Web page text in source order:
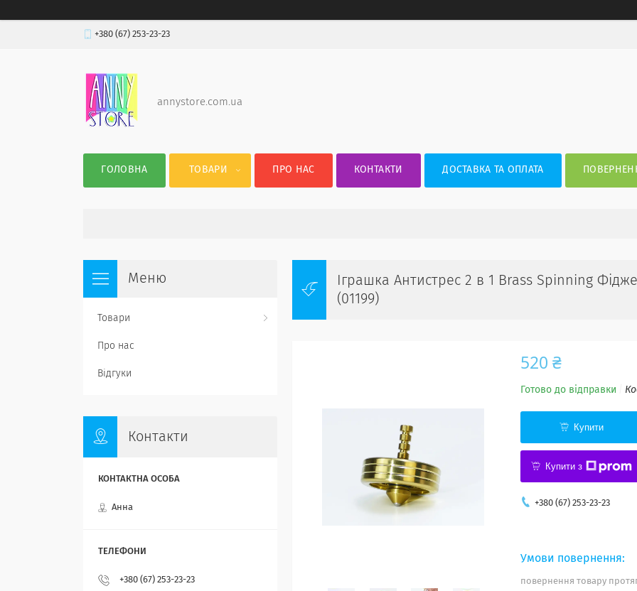
+380 (67) 253-23-23
annystore.com.ua
ГОЛОВНА ТОВАРИ ПРО НАС КОНТАКТИ ДОСТАВКА ТА ОПЛАТА
Іграшка Антистрес 2 в 1 Brass Spinning
(01199)
520 ₴
Готово до відправки
Купити
Купити з
+380 (67) 253-23-23
повернення товару
Товари
Про нас
Відгуки
Контакти
Анна
+380 (67) 253-23-23